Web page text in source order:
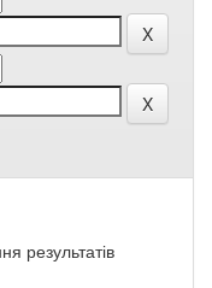
результатів